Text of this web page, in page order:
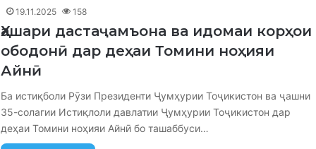
19.11.2025 158
Ҳашари дастаҷамъона ва идомаи корҳои
ободонӣ дар деҳаи Томини ноҳияи
Айнӣ
Ба истиқболи Рӯзи Президенти Ҷумҳурии Тоҷикистон ва ҷашни
35-солагии Истиқлоли давлатии Ҷумҳурии Тоҷикистон дар
деҳаи Томини ноҳияи Айнӣ бо ташаббуси…